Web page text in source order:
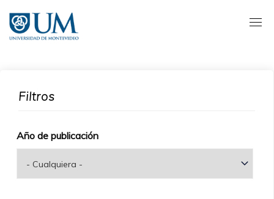
contenido
principal
Filtros
Año de publicación